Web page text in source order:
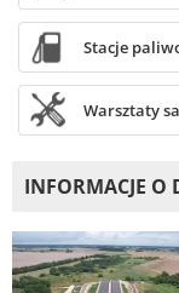
Stacje
Warsztaty
INFORMACJE O